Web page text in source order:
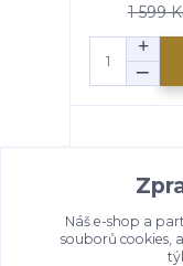
1 599
Náš e-shop a
souborů cookies,